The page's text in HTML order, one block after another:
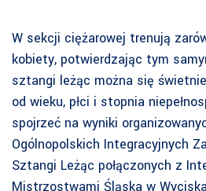
W sekcji ciężarowej trenują
kobiety, potwierdzając tym
sztangi leżąc można się
od wieku, płci i stopnia
spojrzeć na wyniki
Ogólnopolskich Integracyjnych
Sztangi Leżąc połączonych z
Mistrzostwami Śląska w